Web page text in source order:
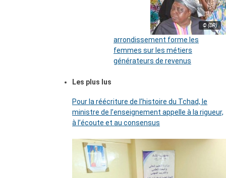
© (DR)
arrondissement forme les
femmes sur les métiers
générateurs de revenus
Les plus lus
Pour la réécriture de l’histoire du Tchad, le
ministre de l’enseignement appelle à la rigueur,
à l’écoute et au consensus